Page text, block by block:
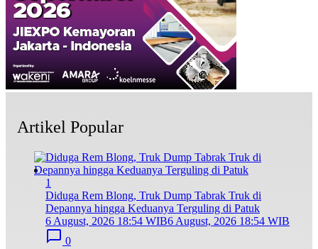
Artikel Popular
1
Diduga Rem Blong, Truk Dump Tabrak Truk di
Depannya hingga Keduanya Terguling di Patuk
6 August, 2026 18:54 WIB6 August, 2026 18:54 WIB
0